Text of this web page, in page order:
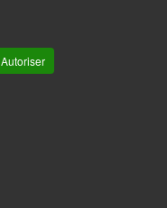
Autoriser